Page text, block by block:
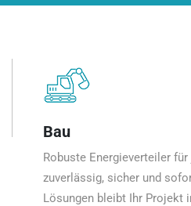
Bau
Robuste Energieverteiler
zuverlässig, sicher und
Lösungen bleibt Ihr Projekt